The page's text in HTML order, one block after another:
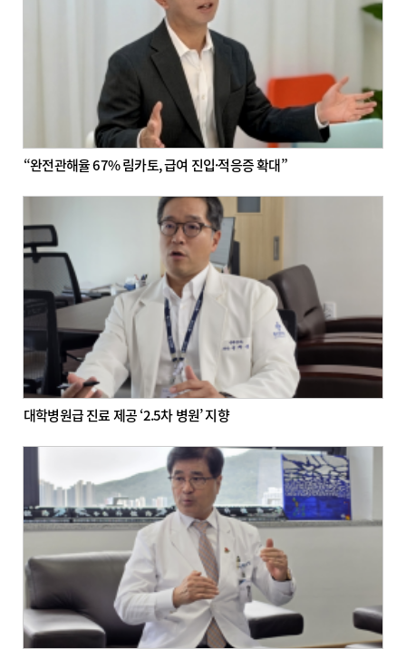
“완전관해율 67% 림카토, 급여 진입·적응증 확대”
대학병원급 진료 제공 ‘2.5차 병원’ 지향